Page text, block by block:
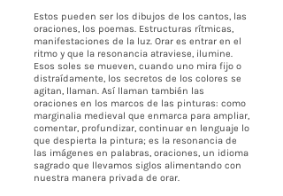
Estos pueden ser los dibujos de los cantos, las
oraciones, los poemas. Estructuras rítmicas,
manifestaciones de la luz. Orar es entrar en el
ritmo y que la resonancia atraviese, ilumine.
Esos soles se mueven, cuando uno mira fijo o
distraídamente, los secretos de los colores se
agitan, llaman. Así llaman también las
oraciones en los marcos de las pinturas: como
marginalia medieval que enmarca para ampliar,
comentar, profundizar, continuar en lenguaje lo
que despierta la pintura; es la resonancia de
las imágenes en palabras, oraciones, un idioma
sagrado que llevamos siglos alimentando con
nuestra manera privada de orar.